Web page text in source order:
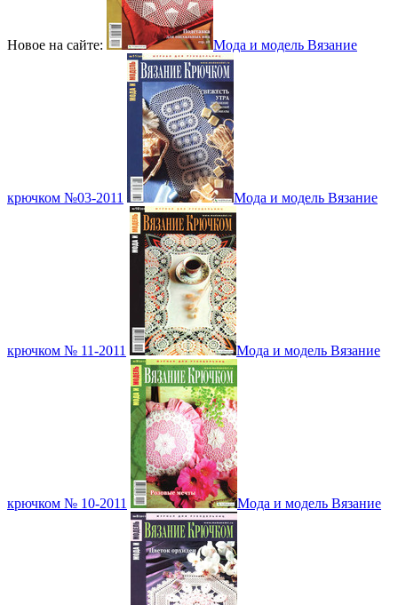
Новое на сайте: Мода и модель Вязание
крючком №03-2011 Мода и модель Вязание
крючком № 11-2011 Мода и модель Вязание
крючком № 10-2011 Мода и модель Вязание